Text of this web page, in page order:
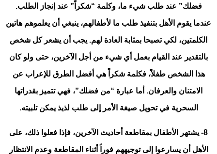
فضلك” عند طلب شيء ما، وكلمة “شكراً” عند إنجاز الطلب.
عندما يقوم الأهل بتنفيذ طلب ما لأطفالهم، ينبغي أن يعلموهم هاتين
الكلمتين، لكي تصبحا بمثابة العادة لهم. يجب أن يشعر كل شخص
بالتقدير عند القيام بعمل أي شيء من أجل الآخرين، حتى ولو كان
هذا الشخص طفلاً، فكلمة شكراً هي أفضل الطرق للإعراب عن
الامتنان والعرفان. أما عبارة “من فضلك”، فهي تتميز بقدراتها
السحرية في تحويل صيغة الأمر إلى طلب لذيذ يمكن تلبيته.
8- يشتهر الأطفال بمقاطعة أحاديث الآخرين، فإذا فعلوا ذلك، على
الأهل أن يسارعوا إلى توجيههم فوراً أثناء المقاطعة وعدم الانتظار